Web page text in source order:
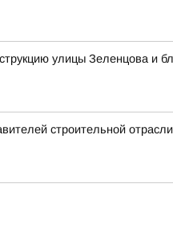
улицы Зеленцова и
строительной отрасли